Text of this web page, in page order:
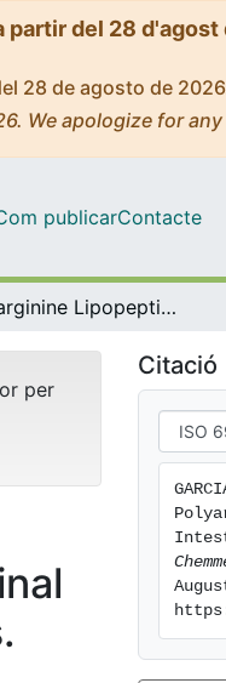
del 28
28 de agosto de
We apologize for
publicarContacte
d-Polyarginine Lipopeptides as Intestinal Permeation Enhancers.
per
Citació